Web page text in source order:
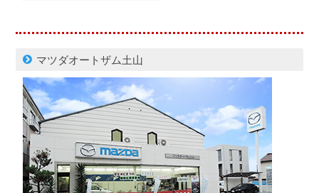
マツダオートザム土山